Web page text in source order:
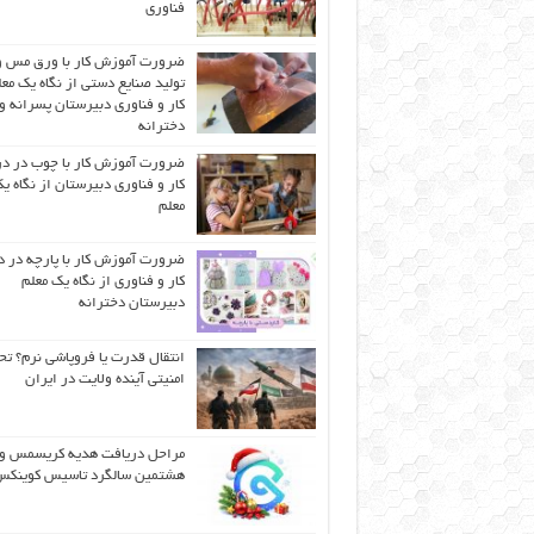
فناوری
ضرورت آموزش کار با ورق مس
تولید صنایع دستی از نگاه یک
کار و فناوری دبیرستان پسرانه و
دخترانه
ضرورت آموزش کار با چوب در
کار و فناوری دبیرستان از نگاه
معلم
ضرورت آموزش کار با پارچه
کار و فناوری از نگاه یک معلم
دبیرستان دخترانه
انتقال قدرت یا فروپاشی نرم؟
امنیتی آینده ولایت در ایران
مراحل دریافت هدیه کریسمس و
هشتمین سالگرد تاسیس